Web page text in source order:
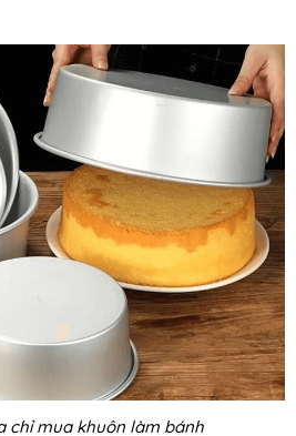
chỉ mua khuôn làm bánh